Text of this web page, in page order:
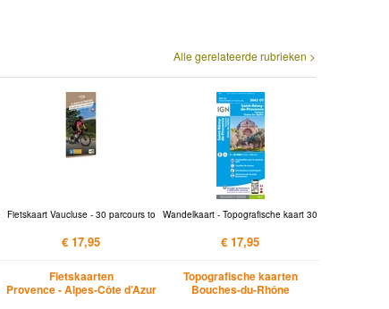
Alle gerelateerde rubrieken >
Fietskaart Vaucluse - 30 parcours to
€ 17,95
Fietskaarten
Provence - Alpes-Côte d’Azur
Wandelkaart - Topografische kaart 30
€ 17,95
Topografische kaarten
Bouches-du-Rhône